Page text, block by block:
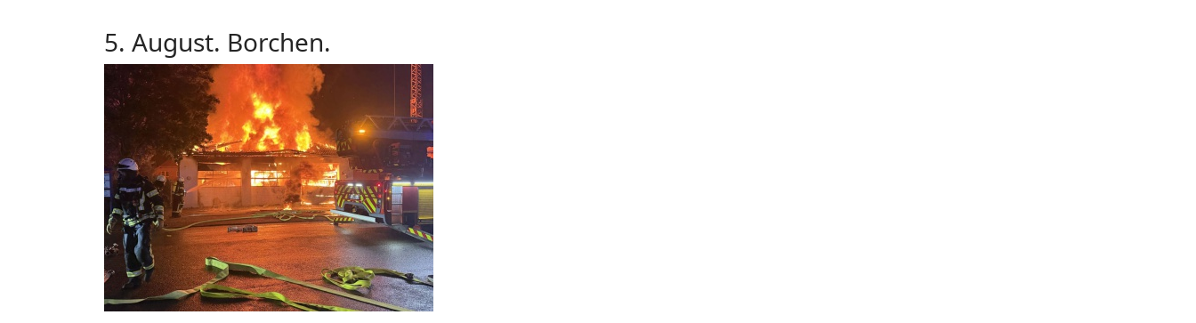
5. August. Borchen.